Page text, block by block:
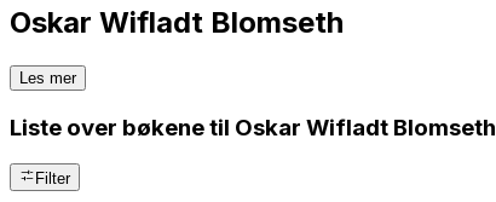
Oskar Wifladt Blomseth
Les mer
Liste over bøkene til Oskar Wifladt Blomseth
Filter